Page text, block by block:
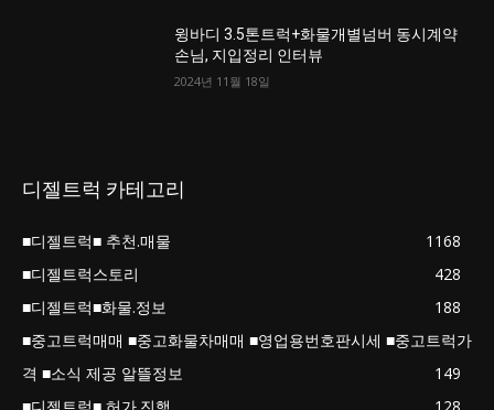
윙바디 3.5톤트럭+화물개별넘버 동시계약
손님, 지입정리 인터뷰
2024년 11월 18일
디젤트럭 카테고리
■디젤트럭■ 추천.매물
1168
■디젤트럭스토리
428
■디젤트럭■화물.정보
188
■중고트럭매매 ■중고화물차매매 ■영업용번호판시세 ■중고트럭가
격 ■소식 제공 알뜰정보
149